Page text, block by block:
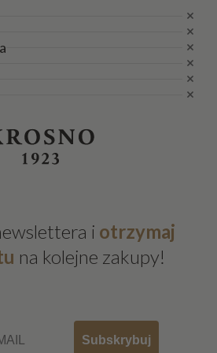
i otrzymaj
na kolejne zakupy!
Subskrybuj